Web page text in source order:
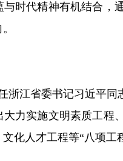
时代精神有机结合，
江省委书记习近平同
力实施文明素质工程
化人才工程等“八项工